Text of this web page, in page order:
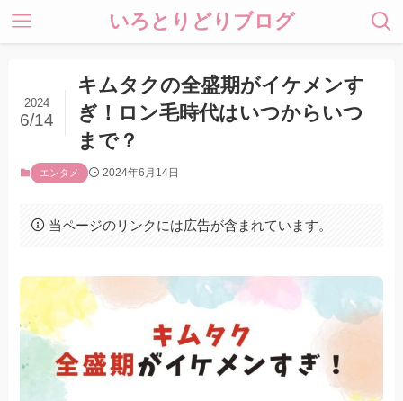
いろとりどりブログ
キムタクの全盛期がイケメンす
ぎ！ロン毛時代はいつからいつ
まで？
2024
6/14
エンタメ 2024年6月14日
当ページのリンクには広告が含まれています。